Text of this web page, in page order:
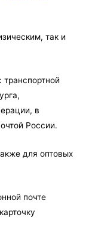
так и
в
России.
для оптовых
почте